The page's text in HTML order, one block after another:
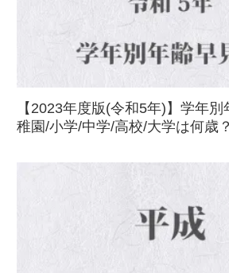
【2023年度版(令和5年)】学年
稚園/小学/中学/高校/大学は何歳？